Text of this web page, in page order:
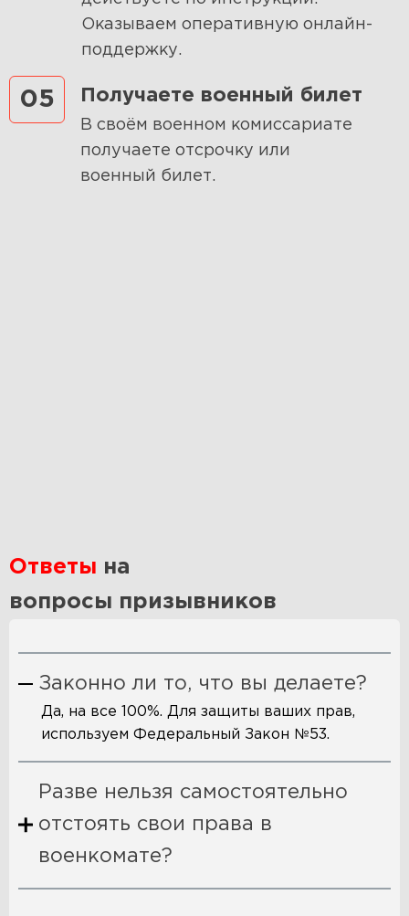
Оказываем оперативную онлайн-
поддержку.
05 Получаете военный билет
В своём военном комиссариате
получаете отсрочку или
военный билет.
Ответы на
вопросы призывников
Законно ли то, что вы делаете?
Да, на все 100%. Для защиты ваших прав,
используем Федеральный Закон №53.
Разве нельзя самостоятельно
отстоять свои права в
военкомате?